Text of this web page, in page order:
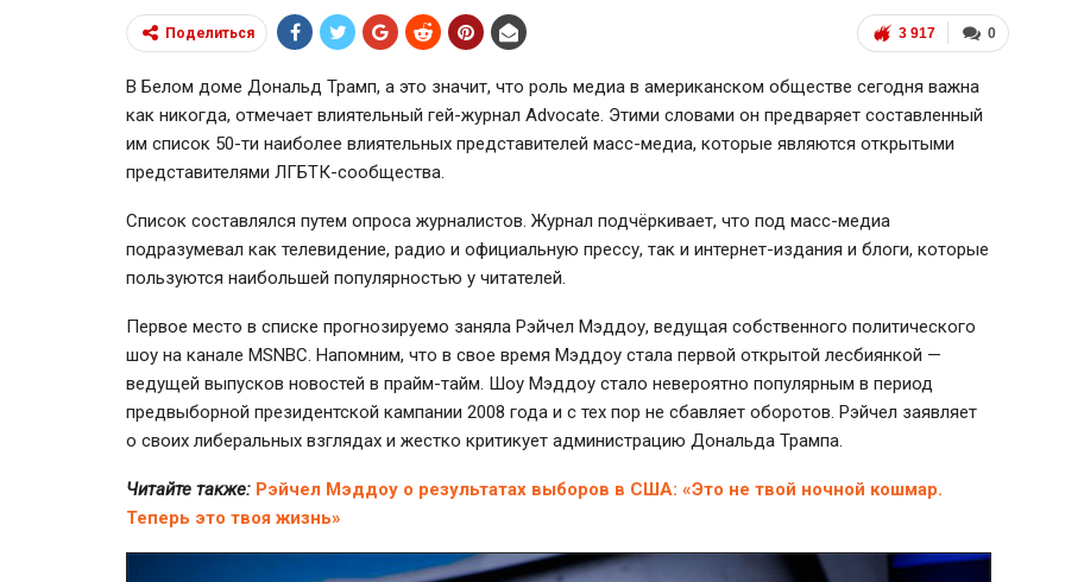
0
3 917
Поделиться
В Белом доме Дональд Трамп, а это значит, что роль медиа в американском обществе сегодня важна
как никогда, отмечает влиятельный гей-журнал Advocate. Этими словами он предваряет составленный
им список 50-ти наиболее влиятельных представителей масс-медиа, которые являются открытыми
представителями ЛГБТК-сообщества.
Список составлялся путем опроса журналистов. Журнал подчёркивает, что под масс-медиа
подразумевал как телевидение, радио и официальную прессу, так и интернет-издания и блоги, которые
пользуются наибольшей популярностью у читателей.
Первое место в списке прогнозируемо заняла Рэйчел Мэддоу, ведущая собственного политического
шоу на канале MSNBC. Напомним, что в свое время Мэддоу стала первой открытой лесбиянкой —
ведущей выпусков новостей в прайм-тайм. Шоу Мэддоу стало невероятно популярным в период
предвыборной президентской кампании 2008 года и с тех пор не сбавляет оборотов. Рэйчел заявляет
о своих либеральных взглядах и жестко критикует администрацию Дональда Трампа.
Читайте также: Рэйчел Мэддоу о результатах выборов в США: «Это не твой ночной кошмар.
Теперь это твоя жизнь»